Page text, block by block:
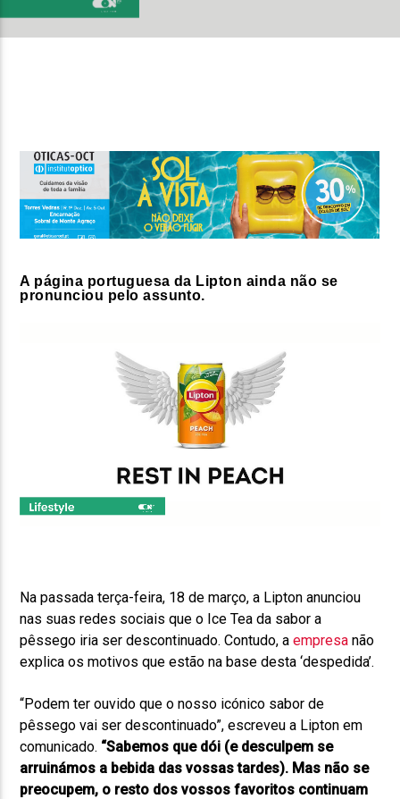
ON FM
A página portuguesa da Lipton ainda não se
pronunciou pelo assunto.
Na passada terça-feira, 18 de março, a Lipton anunciou
nas suas redes sociais que o Ice Tea da sabor a
pêssego iria ser descontinuado. Contudo, aempresa não
explica os motivos que estão na base desta ‘despedida’.
“Podem ter ouvido queo nosso icónico sabor de
pêssego vai ser descontinuado”, escreveu a Lipton em
comunicado. “Sabemos que dói (e desculpem se
arruinámos a bebida das vossas tardes). Mas não se
preocupem, o resto dos vossos favoritos continuam